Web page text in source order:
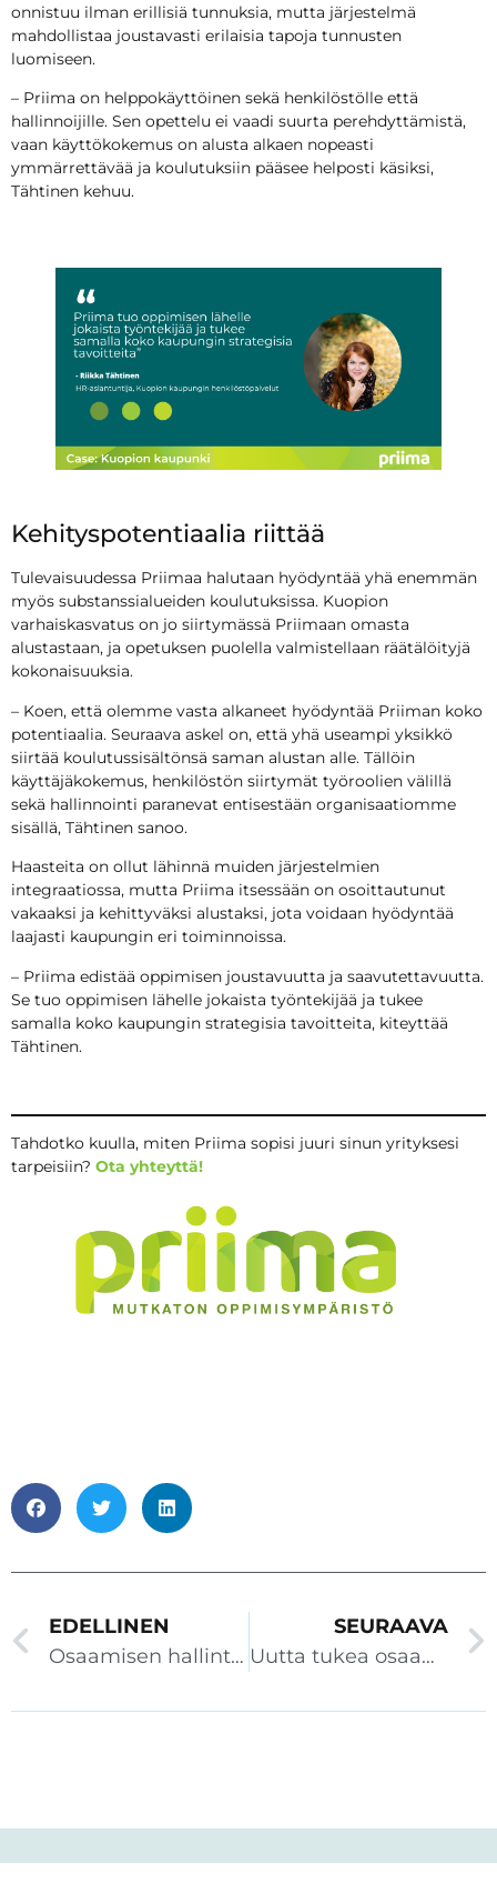
onnistuu ilman erillisiä tunnuksia, mutta järjestelmä
mahdollistaa joustavasti erilaisia tapoja tunnusten
luomiseen.
– Priima on helppokäyttöinen sekä henkilöstölle että
hallinnoijille. Sen opettelu ei vaadi suurta perehdyttämistä,
vaan käyttökokemus on alusta alkaen nopeasti
ymmärrettävää ja koulutuksiin pääsee helposti käsiksi,
Tähtinen kehuu.
Kehityspotentiaalia riittää
Tulevaisuudessa Priimaa halutaan hyödyntää yhä enemmän
myös substanssialueiden koulutuksissa. Kuopion
varhaiskasvatus on jo siirtymässä Priimaan omasta
alustastaan, ja opetuksen puolella valmistellaan räätälöityjä
kokonaisuuksia.
– Koen, että olemme vasta alkaneet hyödyntää Priiman koko
potentiaalia. Seuraava askel on, että yhä useampi yksikkö
siirtää koulutussisältönsä saman alustan alle. Tällöin
käyttäjäkokemus, henkilöstön siirtymät työroolien välillä
sekä hallinnointi paranevat entisestään organisaatiomme
sisällä, Tähtinen sanoo.
Haasteita on ollut lähinnä muiden järjestelmien
integraatiossa, mutta Priima itsessään on osoittautunut
vakaaksi ja kehittyväksi alustaksi, jota voidaan hyödyntää
laajasti kaupungin eri toiminnoissa.
– Priima edistää oppimisen joustavuutta ja saavutettavuutta.
Se tuo oppimisen lähelle jokaista työntekijää ja tukee
samalla koko kaupungin strategisia tavoitteita, kiteyttää
Tähtinen.
Tahdotko kuulla, miten Priima sopisi juuri sinun yrityksesi
tarpeisiin? Ota yhteyttä!
EDELLINEN
Osaamisen hallinta osana teollisuusalan menestystä
SEURAAVA
Uutta tukea osaamisen johtamiseen – Silta ja Saarni Learning yhdistävät voimansa